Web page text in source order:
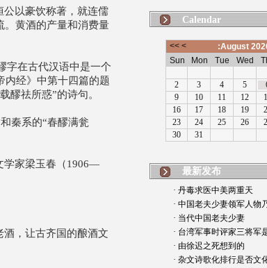
以豪饮称著，就连儒
。黄酒的产量和消费量
在古代汉语中是一个
内经》中第十四篇的题
醪祛所惑”的诗句。
秦系的“春醪满瓮
家梁玉春（1906—
，让古齐国的酿酒文
Calendar
最新发布
· 丹毒求医中美两重天
· 中国老夫少妻领军人物
· 当代中国老夫少妻
· 台湾军事时评家三将军
· 由徐迟之死想到的
· 杂文诗歌化排行是否文